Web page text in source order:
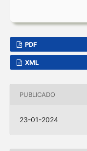
PDF
XML
PUBLICADO
23-01-2024